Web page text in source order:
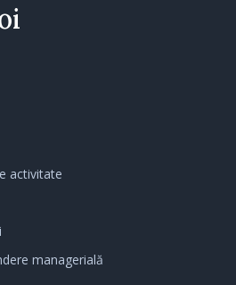
activitate
managerială